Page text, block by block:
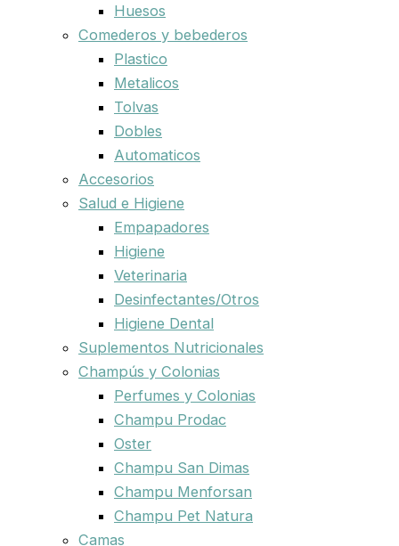
Huesos
Comederos y bebederos
Plastico
Metalicos
Tolvas
Dobles
Automaticos
Accesorios
Salud e Higiene
Empapadores
Higiene
Veterinaria
Desinfectantes/Otros
Higiene Dental
Suplementos Nutricionales
Champús y Colonias
Perfumes y Colonias
Champu Prodac
Oster
Champu San Dimas
Champu Menforsan
Champu Pet Natura
Camas